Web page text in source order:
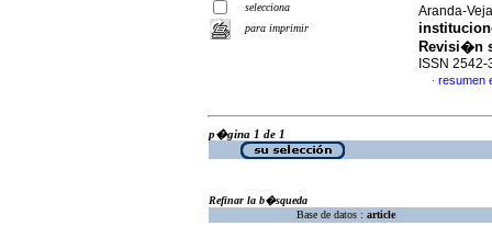
selecciona
para imprimir
Aranda-
Revisi�n
ISSN 2542-
· resumen
p�gina 1 de 1
Refinar la b�squeda
Base de datos : article